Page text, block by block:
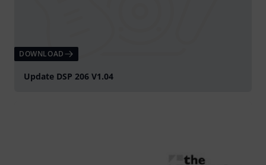
DOWNLOAD
Update DSP 206 V1.04